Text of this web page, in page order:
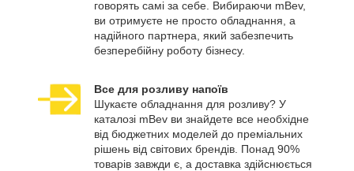
говорять самі за себе. Вибираючи mBev,
ви отримуєте не просто обладнання, а
надійного партнера, який забезпечить
безперебійну роботу бізнесу.
Все для розливу напоїв
Шукаєте обладнання для розливу? У
каталозі mBev ви знайдете все необхідне
від бюджетних моделей до преміальних
рішень від світових брендів. Понад 90%
товарів завжди є, а доставка здійснюється